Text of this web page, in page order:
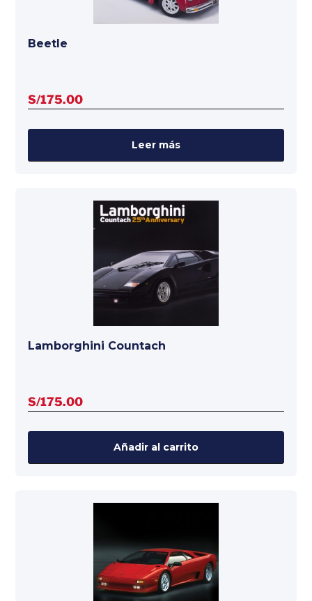
Beetle
S/175.00
Leer más
Lamborghini Countach
S/175.00
Añadir al carrito